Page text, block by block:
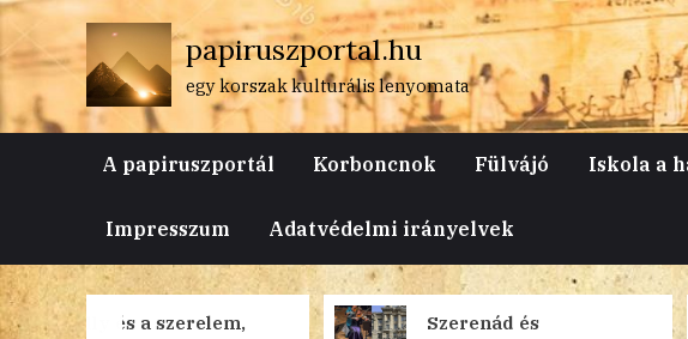
Skip
to
content
papiruszportal.hu
egy korszak kulturális lenyomata
A papiruszportál Korboncnok Fülvájó Iskola a
Impresszum Adatvédelmi irányelvek
Szerenád és
Pálfalvi